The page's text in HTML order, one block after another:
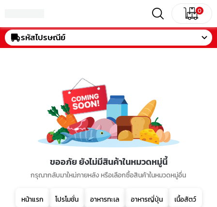
0
รหัสไปรษณีย์
ขออภัย ยังไม่มีสินค้าในหมวดหมู่นี้
กรุณากลับมาใหม่ภายหลัง หรือเลือกซื้อสินค้าในหมวดหมู่อื่น
หน้าแรก โปรโมชั่น อาหารทะเล อาหารญี่ปุ่น
เนื้อสัตว์